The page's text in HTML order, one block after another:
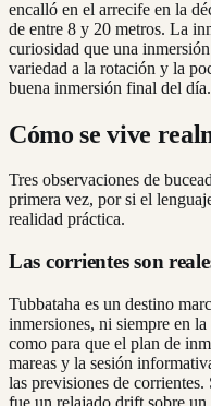
encalló en el arrecife en la
de entre 8 y 20 metros. La
curiosidad que una
variedad a la rotación y la
buena inmersión final del día.
Cómo se vive
Tres observaciones de
primera vez, por si el
realidad práctica.
Las corrientes son
Tubbataha es un destino
inmersiones, ni siempre en
como para que el plan de
mareas y la sesión
las previsiones de
fue un relajado drift sobre